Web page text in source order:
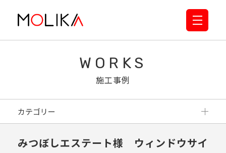
WORKS
施工事例
カテゴリー
みつぼしエステート様 ウィンドウサイ